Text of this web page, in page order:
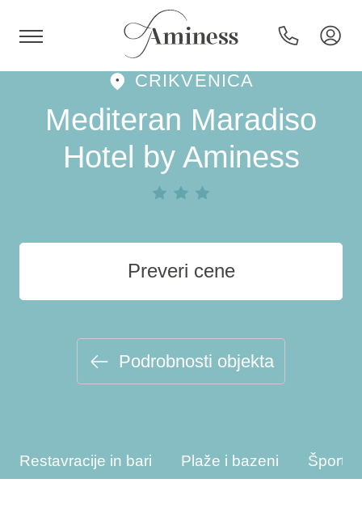
Hoteli in resorti
Kampi
Destinacije
Vrste počitnic
Blagovne znamke
CRIKVENICA
Mediteran Maradiso
Hotel by Aminess
Preveri cene
Podrobnosti objekta
Restavracije in bari Plaže i bazeni